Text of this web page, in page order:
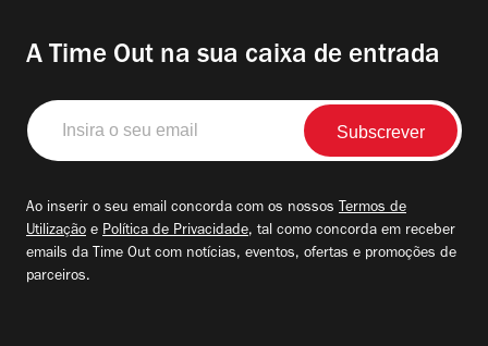
A Time Out na sua caixa de entrada
Insira
o
seu
Ao inserir o seu email concorda com os nossos Termos de
Utilização e Política de Privacidade, tal como concorda em receber
emails da Time Out com notícias, eventos, ofertas e promoções de
parceiros.